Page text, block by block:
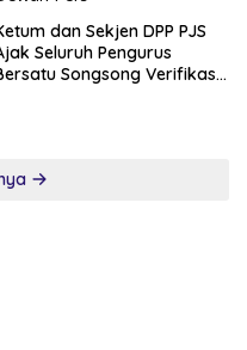
dan Sekjen DPP PJS
Seluruh Pengurus
Songsong Verifikasi